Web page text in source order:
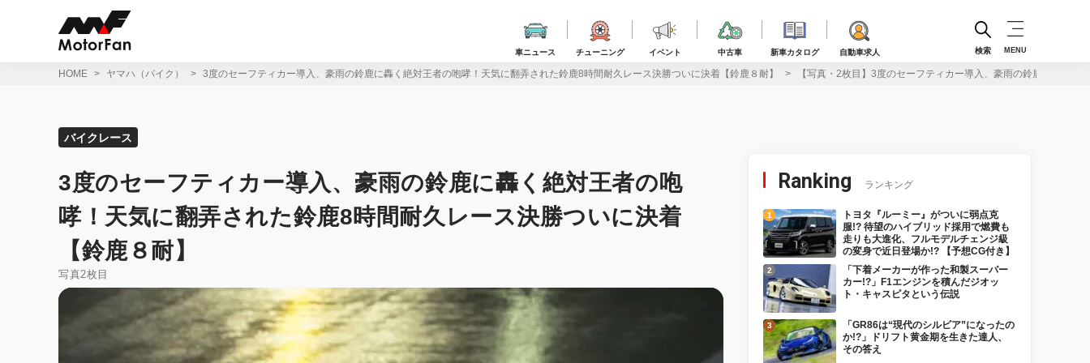
車ニュース チューニング イベント 中古車 新車カタログ 自動車求人 検索 MENU
HOME ヤマハ（バイク） 3度のセーフティカー導入、豪雨の鈴鹿に轟く絶対王者の咆哮！天気に翻弄された鈴鹿8時間耐久レース決勝ついに決着【鈴鹿８耐】 【写真・2枚目】3度のセーフティカー導入、豪雨の鈴鹿に轟く
バイクレース
3度のセーフティカー導入、豪雨の鈴鹿に轟く絶対王者の咆
哮！天気に翻弄された鈴鹿8時間耐久レース決勝ついに決着
【鈴鹿８耐】
写真2枚目
Ranking ランキング
トヨタ『ルーミー』がついに弱点克
服!? 待望のハイブリッド採用で燃費も
走りも大進化、フルモデルチェンジ級
の変身で近日登場か!? 【予想CG付き】
「下着メーカーが作った和製スーパー
カー!?」F1エンジンを積んだジオッ
ト・キャスピタという伝説
「GR86は“現代のシルビア”になったの
か!?」ドリフト黄金期を生きた達人、
その答え